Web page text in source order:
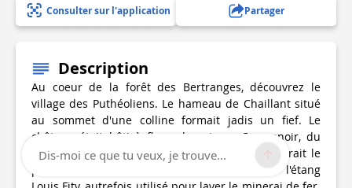
Consulter sur l'application Partager
Description
Au coeur de la forêt des Bertranges, découvrez le
village des Puthéoliens. Le hameau de Chaillant situé
au sommet d'une colline formait jadis un fief. Le
château était bâti à flanc de coteau. Ce manoir, du
XVème siècle, dont il ne reste qu'une partie, serait le
plus ancien de la contrée. Découvrez aussi l'étang
Dis-moi ce que tu veux, je trouve...